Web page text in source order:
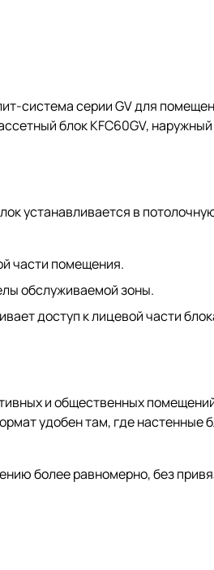
система серии GV для
блок KFC60GV,
устанавливается в
части помещения.
обслуживаемой зоны.
доступ к лицевой части
и общественных
удобен там, где
более равномерно, без